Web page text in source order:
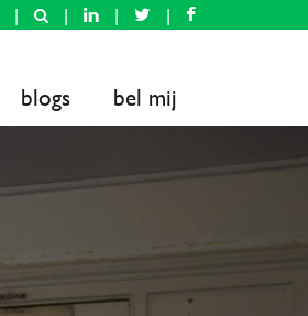
| | | |
blogs bel mij